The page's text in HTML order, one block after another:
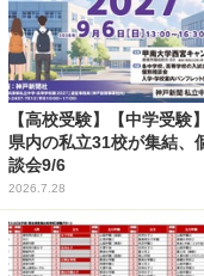
【高校受験】【中学受験
県内の私立31校が集結、
談会9/6
2026.7.28